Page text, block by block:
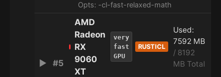
Opts: -cl-fast-relaxed-math
▶ #5
AMD
Radeon
RX
9060
XT
very
fast
GPU
RUSTICL
Used:
7592 MB
/ 8192
MB Total